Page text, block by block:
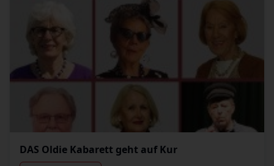
DAS Oldie Kabarett geht auf Kur